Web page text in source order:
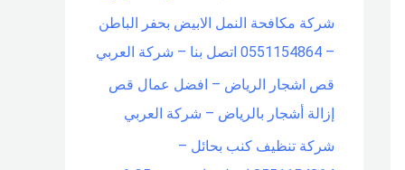
شركة مكافحة النمل الابيض بحفر الباطن
– 0551154864 اتصل بنا – شركة العربي
قص اشجار الرياض – افضل عمال قص
إزالة أشجار بالرياض – شركة العربي
شركة تنظيف كنب بحائل –